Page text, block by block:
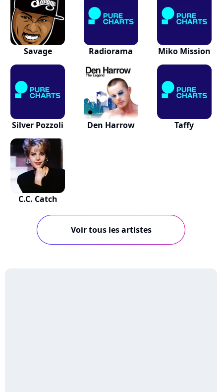
Savage Radiorama Miko Mission
Silver Pozzoli Den Harrow Taffy
C.C. Catch
Voir tous les artistes